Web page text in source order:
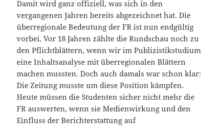
Damit wird ganz offiziell, was sich in den
vergangenen Jahren bereits abgezeichnet hat. Die
überregionale Bedeutung der FR ist nun endgültig
vorbei. Vor 18 Jahren zählte die Rundschau noch zu
den Pflichtblättern, wenn wir im Publizistikstudium
eine Inhaltsanalyse mit überregionalen Blättern
machen mussten. Doch auch damals war schon klar:
Die Zeitung musste um diese Position kämpfen.
Heute müssen die Studenten sicher nicht mehr die
FR auswerten, wenn sie Medienwirkung und den
Einfluss der Berichterstattung auf